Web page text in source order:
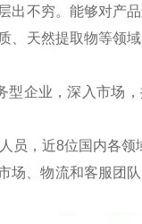
出不穷。能够对产
、天然提取物等领
型企业，深入市场
员，近8位国内各领
场、物流和客服团